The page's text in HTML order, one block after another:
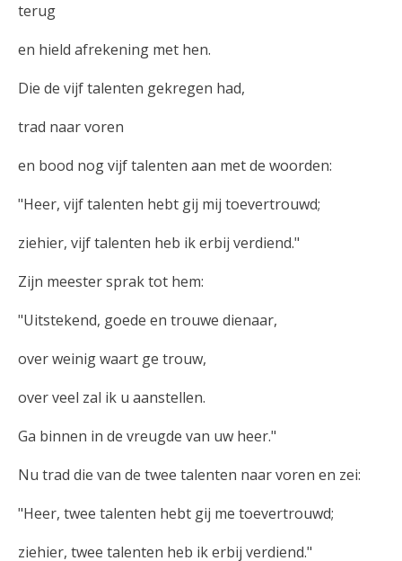
terug
en hield afrekening met hen.
Die de vijf talenten gekregen had,
trad naar voren
en bood nog vijf talenten aan met de woorden:
"Heer, vijf talenten hebt gij mij toevertrouwd;
ziehier, vijf talenten heb ik erbij verdiend."
Zijn meester sprak tot hem:
"Uitstekend, goede en trouwe dienaar,
over weinig waart ge trouw,
over veel zal ik u aanstellen.
Ga binnen in de vreugde van uw heer."
Nu trad die van de twee talenten naar voren en zei:
"Heer, twee talenten hebt gij me toevertrouwd;
ziehier, twee talenten heb ik erbij verdiend."